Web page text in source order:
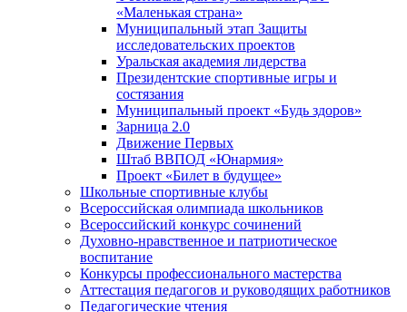
«Маленькая страна»
Муниципальный этап Защиты
исследовательских проектов
Уральская академия лидерства
Президентские спортивные игры и
состязания
Муниципальный проект «Будь здоров»
Зарница 2.0
Движение Первых
Штаб ВВПОД «Юнармия»
Проект «Билет в будущее»
Школьные спортивные клубы
Всероссийская олимпиада школьников
Всероссийский конкурс сочинений
Духовно-нравственное и патриотическое
воспитание
Конкурсы профессионального мастерства
Аттестация педагогов и руководящих работников
Педагогические чтения